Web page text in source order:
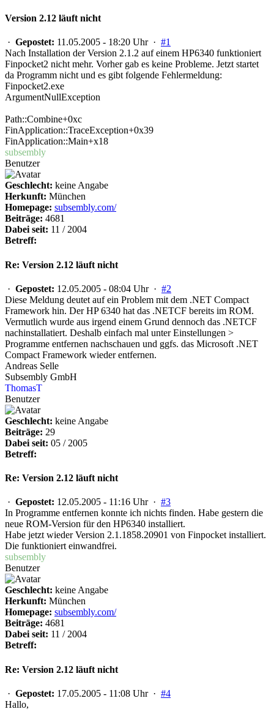
Version 2.12 läuft nicht
· Gepostet: 11.05.2005 - 18:20 Uhr · #1
Nach Installation der Version 2.1.2 auf einem HP6340 funktioniert
Finpocket2 nicht mehr. Vorher gab es keine Probleme. Jetzt startet
da Programm nicht und es gibt folgende Fehlermeldung:
Finpocket2.exe
ArgumentNullException
Path::Combine+0xc
FinApplication::TraceException+0x39
FinApplication::Main+x18
subsembly
Benutzer
Geschlecht: keine Angabe
Herkunft: München
Homepage: subsembly.com/
Beiträge: 4681
Dabei seit: 11 / 2004
Betreff:
Re: Version 2.12 läuft nicht
· Gepostet: 12.05.2005 - 08:04 Uhr · #2
Diese Meldung deutet auf ein Problem mit dem .NET Compact
Framework hin. Der HP 6340 hat das .NETCF bereits im ROM.
Vermutlich wurde aus irgend einem Grund dennoch das .NETCF
nachinstallatiert. Deshalb einfach mal unter Einstellungen >
Programme entfernen nachschauen und ggfs. das Microsoft .NET
Compact Framework wieder entfernen.
Andreas Selle
Subsembly GmbH
ThomasT
Benutzer
Geschlecht: keine Angabe
Beiträge: 29
Dabei seit: 05 / 2005
Betreff:
Re: Version 2.12 läuft nicht
· Gepostet: 12.05.2005 - 11:16 Uhr · #3
In Programme entfernen konnte ich nichts finden. Habe gestern die
neue ROM-Version für den HP6340 installiert.
Habe jetzt wieder Version 2.1.1858.20901 von Finpocket installiert.
Die funktioniert einwandfrei.
subsembly
Benutzer
Geschlecht: keine Angabe
Herkunft: München
Homepage: subsembly.com/
Beiträge: 4681
Dabei seit: 11 / 2004
Betreff:
Re: Version 2.12 läuft nicht
· Gepostet: 17.05.2005 - 11:08 Uhr · #4
Hallo,